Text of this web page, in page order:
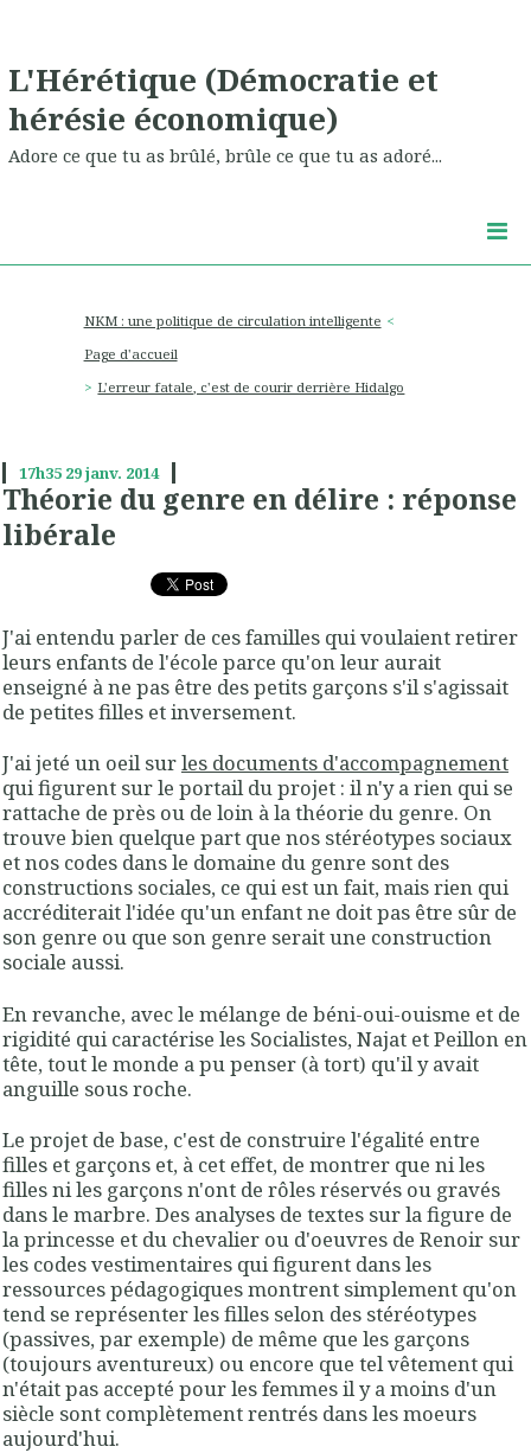
L'Hérétique (Démocratie et
hérésie économique)
Adore ce que tu as brûlé, brûle ce que tu as adoré...
NKM : une politique de circulation intelligente
Page d'accueil
L'erreur fatale, c'est de courir derrière Hidalgo
17h35 29janv. 2014
Théorie du genre en délire : réponse
libérale
J'ai entendu parler de ces familles qui voulaient retirer
leurs enfants de l'école parce qu'on leur aurait
enseigné à ne pas être des petits garçons s'il s'agissait
de petites filles et inversement.
J'ai jeté un oeil surles documents d'accompagnement
qui figurent sur le portail du projet : il n'y a rien qui se
rattache de près ou de loin à la théorie du genre. On
trouve bien quelque part que nos stéréotypes sociaux
et nos codes dans le domaine du genre sont des
constructions sociales, ce qui est un fait, mais rien qui
accréditerait l'idée qu'un enfant ne doit pas être sûr de
son genre ou que son genre serait une construction
sociale aussi.
En revanche, avec le mélange de béni-oui-ouisme et de
rigidité qui caractérise les Socialistes, Najat et Peillon en
tête, tout le monde a pu penser (à tort) qu'il y avait
anguille sous roche.
Le projet de base, c'est de construire l'égalité entre
filles et garçons et, à cet effet, de montrer que ni les
filles ni les garçons n'ont de rôles réservés ou gravés
dans le marbre. Des analyses de textes sur la figure de
la princesse et du chevalier ou d'oeuvres de Renoir sur
les codes vestimentaires qui figurent dans les
ressources pédagogiques montrent simplement qu'on
tend se représenter les filles selon des stéréotypes
(passives, par exemple) de même que les garçons
(toujours aventureux) ou encore que tel vêtement qui
n'était pas accepté pour les femmes il y a moins d'un
siècle sont complètement rentrés dans les moeurs
aujourd'hui.